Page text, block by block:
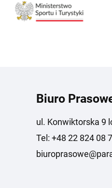
Biuro
ul. Konwiktorska 9
Tel: +48 22 824 08